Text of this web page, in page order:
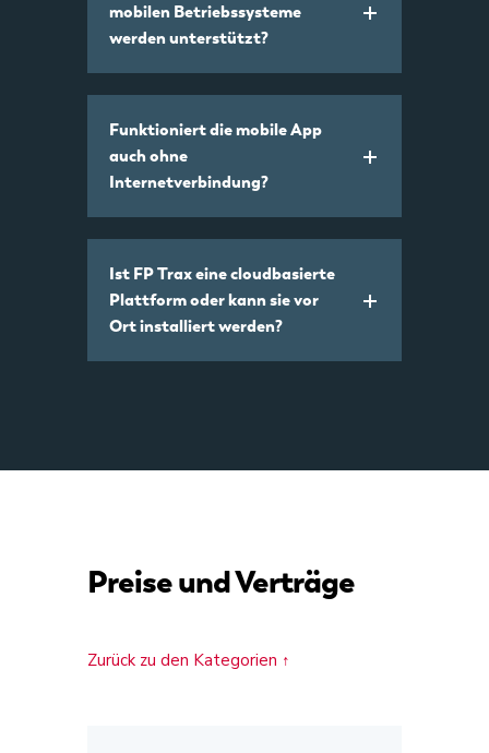
mobilen Betriebssysteme
werden unterstützt?
Funktioniert die mobile App
auch ohne
Internetverbindung?
Ist FP Trax eine cloudbasierte
Plattform oder kann sie vor
Ort installiert werden?
Preise und Verträge
Zurück zu den Kategorien ↑